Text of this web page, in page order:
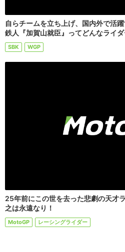
自らチームを立ち上げ、国内外で活
鉄人『加賀山就臣』ってどんなライダ
SBK WGP
25年前にこの世を去った悲劇の天才
之は永遠なり！
MotoGP レーシングライダー